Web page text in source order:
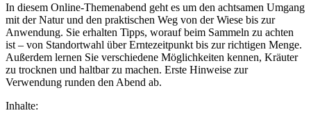
In diesem Online-Themenabend geht es um den achtsamen Umgang
mit der Natur und den praktischen Weg von der Wiese bis zur
Anwendung. Sie erhalten Tipps, worauf beim Sammeln zu achten
ist – von Standortwahl über Erntezeitpunkt bis zur richtigen Menge.
Außerdem lernen Sie verschiedene Möglichkeiten kennen, Kräuter
zu trocknen und haltbar zu machen. Erste Hinweise zur
Verwendung runden den Abend ab.
Inhalte: